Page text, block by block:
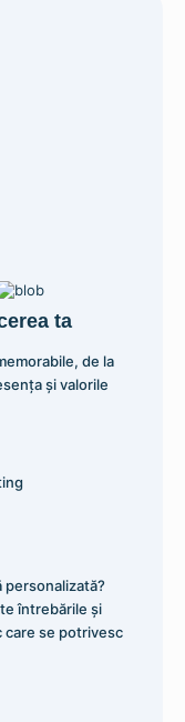
ta
de la
și valorile
personalizată?
întrebările și
care se potrivesc